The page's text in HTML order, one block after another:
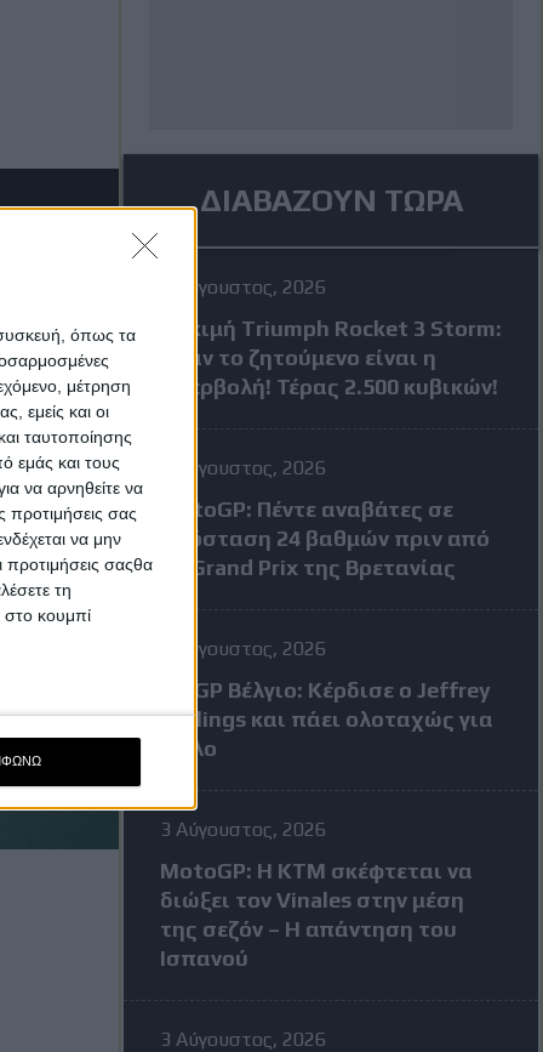
όπως τα
μέτρηση
εμείς και οι
ταυτοποίησης
εμάς και τους
να αρνηθείτε να
προτιμήσεις σας
να μην
προτιμήσεις σαςθα
τη
στο κουμπί
ΔΙΑΒΑΖΟΥΝ ΤΩΡΑ
4 Αύγουστος, 2026
Δοκιμή Triumph Rocket 3 Storm:
Όταν το ζητούμενο είναι η
υπερβολή! Τέρας 2.500 κυβικών!
4 Αύγουστος, 2026
MotoGP: Πέντε αναβάτες σε
απόσταση 24 βαθμών πριν από
το Grand Prix της Βρετανίας
3 Αύγουστος, 2026
MXGP Βέλγιο: Κέρδισε ο Jeffrey
Herlings και πάει ολοταχώς για
τίτλο
3 Αύγουστος, 2026
MotoGP: Η KTM σκέφτεται να
διώξει τον Vinales στην μέση
της σεζόν – Η απάντηση του
Ισπανού
3 Αύγουστος, 2026